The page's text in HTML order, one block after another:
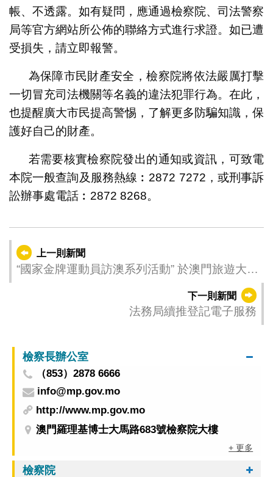
帳、不透露。如有疑問，應通過檢察院、司法警察
局等官方網站所公佈的聯絡方式進行求證。如已遭
受損失，請立即報警。
為保障市民財產安全，檢察院將依法嚴厲打擊
一切冒充司法機關等名義的違法犯罪行為。在此，
也提醒廣大市民提高警惕，了解更多防騙知識，保
護好自己的財產。
若需要核實檢察院發出的通知或資訊，可致電
本院一般查詢及服務熱線︰2872 7272，或刑事訴
訟辦事處電話︰2872 8268。
上一則新聞
“國家金牌運動員訪澳系列活動” 於澳門旅遊大學
下一則新聞
法務局續推登記電子服務
檢察長辦公室
（853）2878 6666
info@mp.gov.mo
http://www.mp.gov.mo
澳門羅理基博士大馬路683號檢察院大樓
+ 更多
檢察院